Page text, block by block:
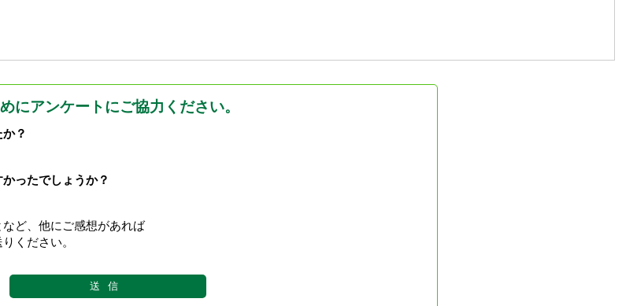
にアンケートにご協力ください。
？
ったでしょうか？
ど、他にご感想があれば
ください。